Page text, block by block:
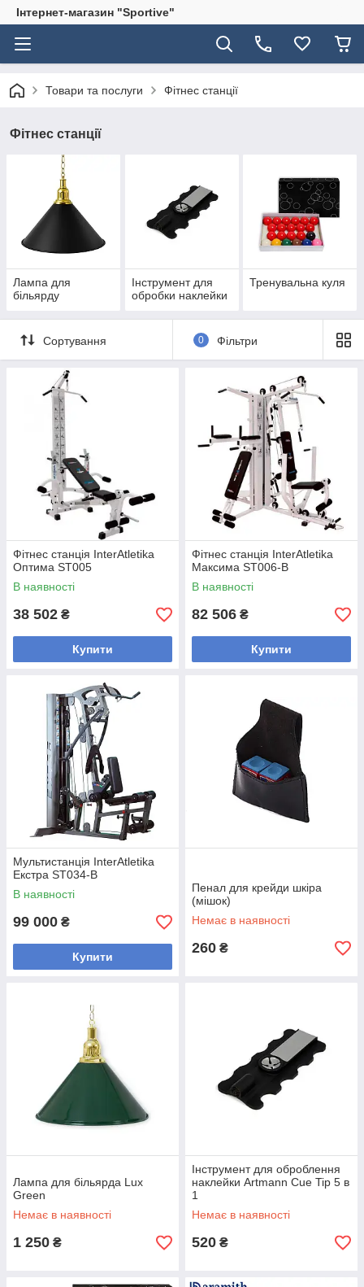
Інтернет-магазин "Sportive"
Товари та послуги Фітнес станції
Фітнес станції
Лампа для
більярду
Інструмент для
обробки наклейки
Тренувальна куля
Сортування 0 Фільтри
Фітнес станція InterAtletika
Оптима ST005
В наявності
38 502 ₴
Купити
Фітнес станція InterAtletika
Максима ST006-B
В наявності
82 506 ₴
Купити
Мультистанція InterAtletika
Екстра ST034-B
В наявності
99 000 ₴
Купити
Пенал для крейди шкіра
(мішок)
Немає в наявності
260 ₴
Лампа для більярда Lux
Green
Немає в наявності
1 250 ₴
Інструмент для оброблення
наклейки Artmann Cue Tip 5 в
1
Немає в наявності
520 ₴